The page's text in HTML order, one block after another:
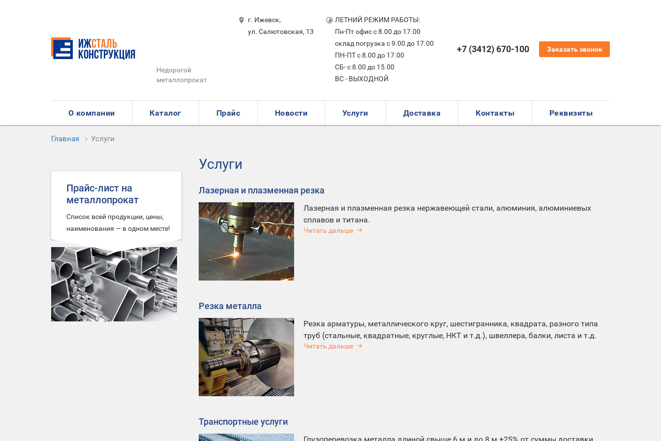
ИЖСТАЛЬ
Конструкция
Недорогой
металлопрокат
г. Ижевск,
ул. Салютовская, 13
ЛЕТНИЙ РЕЖИМ РАБОТЫ:
Пн-Пт офис с 8.00 до 17.00
склад погрузка с 9.00 до 17.00
ПН-ПТ с 8.00 до 17.00
СБ- с 8.00 до 15.00
ВС - ВЫХОДНОЙ
+7 (3412) 670-100 Заказать звонок
О компании Каталог Прайс Новости Услуги Доставка Контакты Реквизиты
Главная Услуги
Услуги
Прайс-лист на
металлопрокат
Список всей продукции, цены,
наименования — в одном месте!
Лазерная и плазменная резка
Лазерная и плазменная резка нержавеющей стали, алюминия, алюминиевых
сплавов и титана.
Читать дальше
Резка металла
Резка арматуры, металлического круг, шестигранника, квадрата, разного типа
труб (стальные, квадратные, круглые, НКТ и т.д.), швеллера, балки, листа и т.д.
Читать дальше
Транспортные услуги